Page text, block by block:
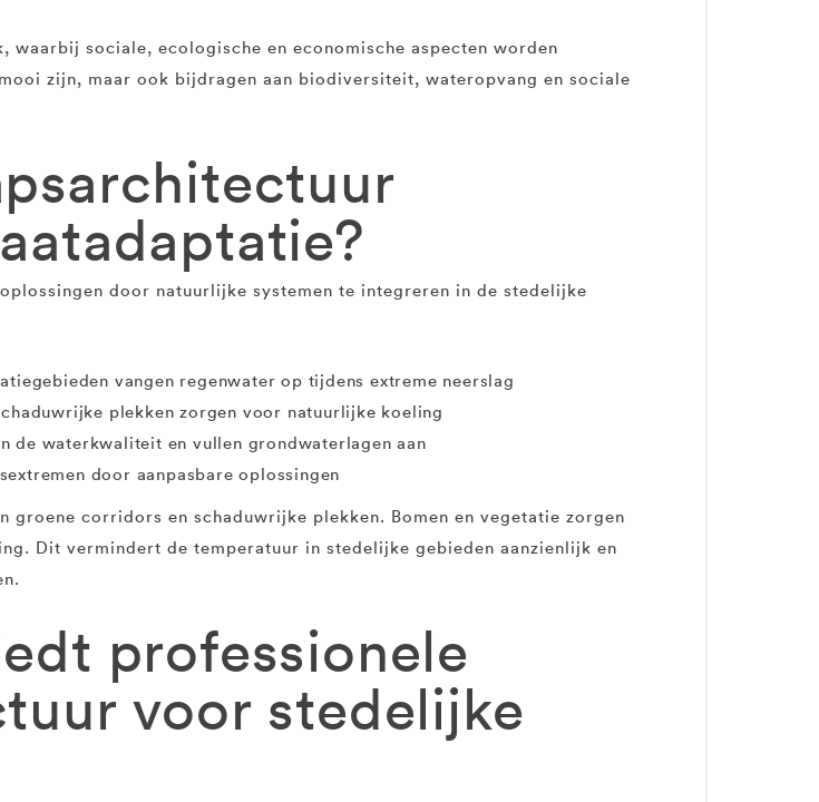
sociale, ecologische en economische aspecten worden
zijn, maar ook bijdragen aan biodiversiteit, wateropvang en sociale
door natuurlijke systemen te integreren in de stedelijke
vangen regenwater op tijdens extreme neerslag
plekken zorgen voor natuurlijke koeling
de waterkwaliteit en vullen grondwaterlagen aan
door aanpasbare oplossingen
corridors en schaduwrijke plekken. Bomen en vegetatie zorgen
Dit vermindert de temperatuur in stedelijke gebieden aanzienlijk en
professionele
voor stedelijke